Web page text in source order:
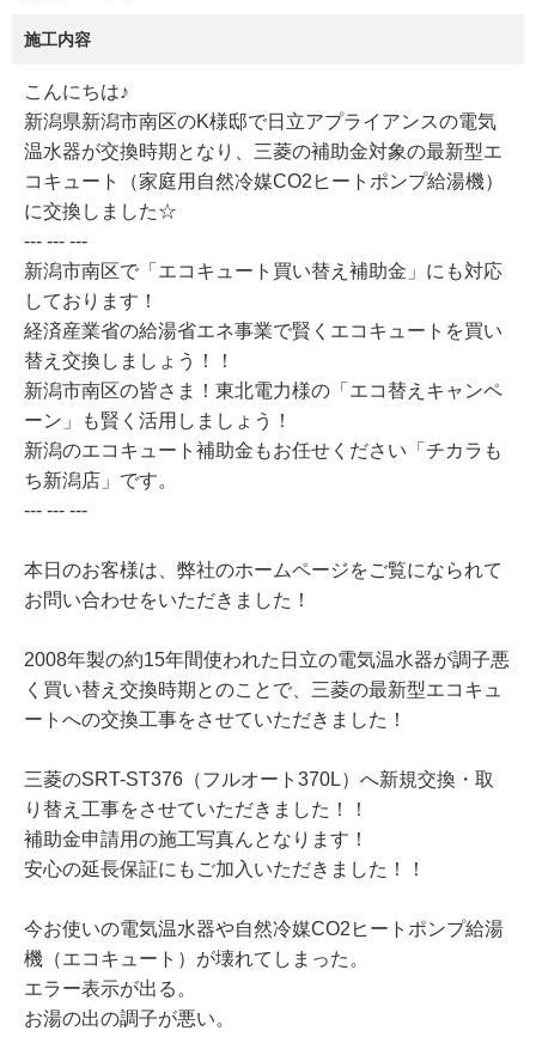
施工内容
こんにちは♪
新潟県新潟市南区のK様邸で日立アプライアンスの電気
温水器が交換時期となり、三菱の補助金対象の最新型エ
コキュート（家庭用自然冷媒CO2ヒートポンプ給湯機）
に交換しました☆
--- --- ---
新潟市南区で「エコキュート買い替え補助金」にも対応
しております！
経済産業省の給湯省エネ事業で賢くエコキュートを買い
替え交換しましょう！！
新潟市南区の皆さま！東北電力様の「エコ替えキャンペ
ーン」も賢く活用しましょう！
新潟のエコキュート補助金もお任せください「チカラも
ち新潟店」です。
--- --- ---
本日のお客様は、弊社のホームページをご覧になられて
お問い合わせをいただきました！
2008年製の約15年間使われた日立の電気温水器が調子悪
く買い替え交換時期とのことで、三菱の最新型エコキュ
ートへの交換工事をさせていただきました！
三菱のSRT-ST376（フルオート370L）へ新規交換・取
り替え工事をさせていただきました！！
補助金申請用の施工写真んとなります！
安心の延長保証にもご加入いただきました！！
今お使いの電気温水器や自然冷媒CO2ヒートポンプ給湯
機（エコキュート）が壊れてしまった。
エラー表示が出る。
お湯の出の調子が悪い。